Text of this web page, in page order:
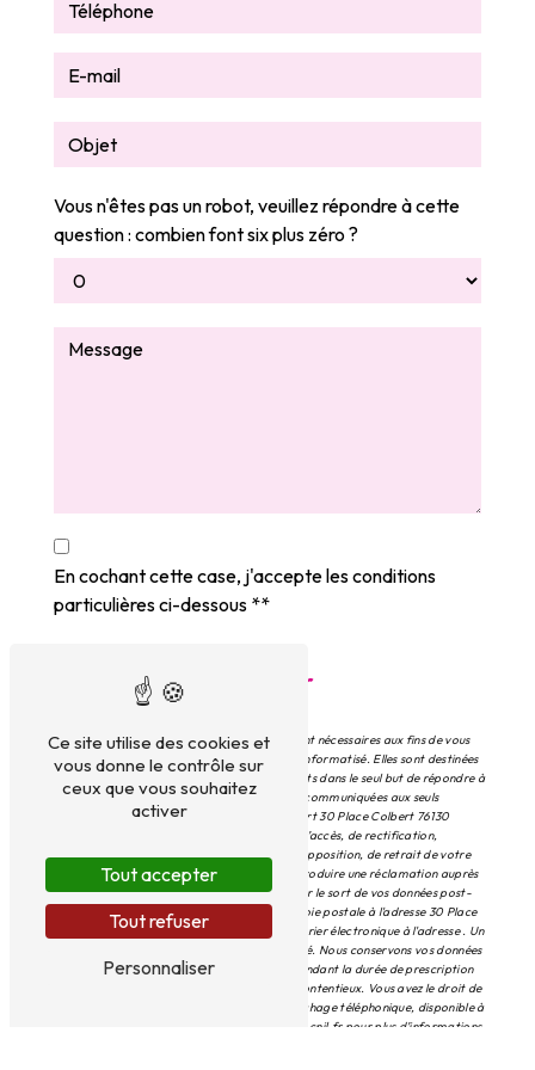
Vous n'êtes pas un robot, veuillez répondre à cette
question : combien font six plus zéro ?
En cochant cette case, j'accepte les conditions
particulières ci-dessous **
Envoyer
** Les données personnelles communiquées sont nécessaires aux fins de vous
contacter et sont enregistrées dans un fichier informatisé. Elles sont destinées
à D&G Charcuterie Colbert et ses sous-traitants dans le seul but de répondre à
votre message. Les données collectées seront communiquées aux seuls
destinataires suivants: D&G Charcuterie Colbert 30 Place Colbert 76130
Mont-Saint-Aignan . Vous disposez de droits d’accès, de rectification,
d’effacement, de portabilité, de limitation, d’opposition, de retrait de votre
consentement à tout moment et du droit d’introduire une réclamation auprès
d’une autorité de contrôle, ainsi que d’organiser le sort de vos données post-
mortem. Vous pouvez exercer ces droits par voie postale à l'adresse 30 Place
Colbert 76130 Mont-Saint-Aignan ou par courrier électronique à l'adresse . Un
justificatif d'identité pourra vous être demandé. Nous conservons vos données
pendant la période de prise de contact puis pendant la durée de prescription
légale aux fins probatoires et de gestion des contentieux. Vous avez le droit de
vous inscrire sur la liste d'opposition au démarchage téléphonique, disponible à
. Consultez le site cnil.fr pour plus d’informations
Ce site utilise des cookies et
vous donne le contrôle sur
ceux que vous souhaitez
activer
Tout accepter
Tout refuser
Personnaliser